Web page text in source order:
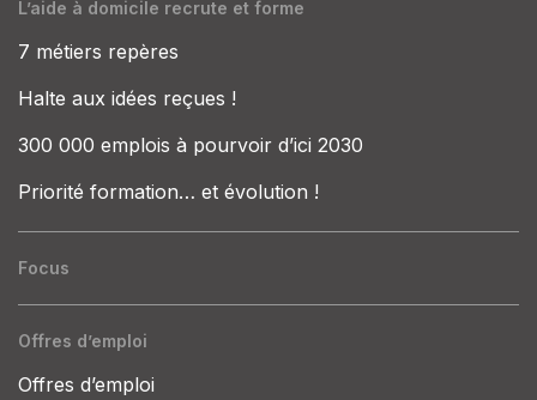
L’aide à domicile recrute et forme
7 métiers repères
Halte aux idées reçues !
300 000 emplois à pourvoir d’ici 2030
Priorité formation… et évolution !
Focus
Offres d’emploi
Offres d’emploi